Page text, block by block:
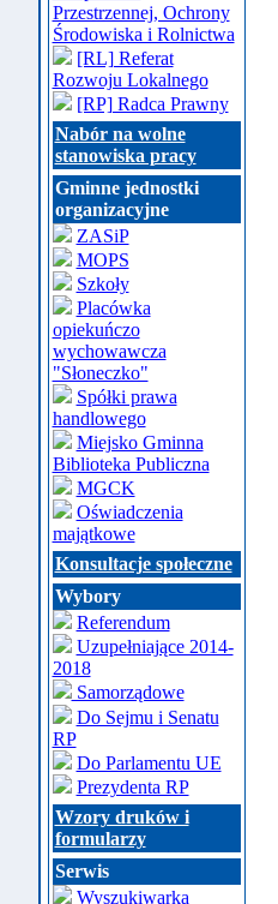
Przestrzennej, Ochrony
Środowiska i Rolnictwa
[RL] Referat
Rozwoju Lokalnego
[RP] Radca Prawny
Nabór na wolne
stanowiska pracy
Gminne jednostki
organizacyjne
ZASiP
MOPS
Szkoły
Placówka
opiekuńczo
wychowawcza
"Słoneczko"
Spółki prawa
handlowego
Miejsko Gminna
Biblioteka Publiczna
MGCK
Oświadczenia
majątkowe
Konsultacje społeczne
Wybory
Referendum
Uzupełniające 2014-
2018
Samorządowe
Do Sejmu i Senatu
RP
Do Parlamentu UE
Prezydenta RP
Wzory druków i
formularzy
Serwis
Wyszukiwarka